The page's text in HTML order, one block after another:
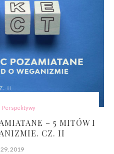
Perspektywy
– 5 MITÓW I
CZ. II
2019